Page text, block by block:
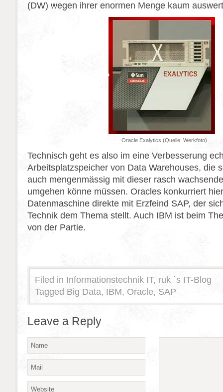
(DW) wegen ihrer enormen Menge kaum
Oracle Exalytics (Quelle: Werkfoto)
Technisch geht es also im eine Verbesserung
Arbeitsplatzspeicher von Data Warehouses, die
auch mengenmässig mit dieser rasch
umgehen könne müssen. Oracles konkurriert
Datenmaschine direkte mit Erzfeind SAP, der
Technik dem Thema stellt. Auch IBM ist beim
von der Partie.
Filed in Informationstechnik IT, ruk ´s IT-Blog
Tagged Big Data, IBM, Oracle, SAP
Leave a Reply